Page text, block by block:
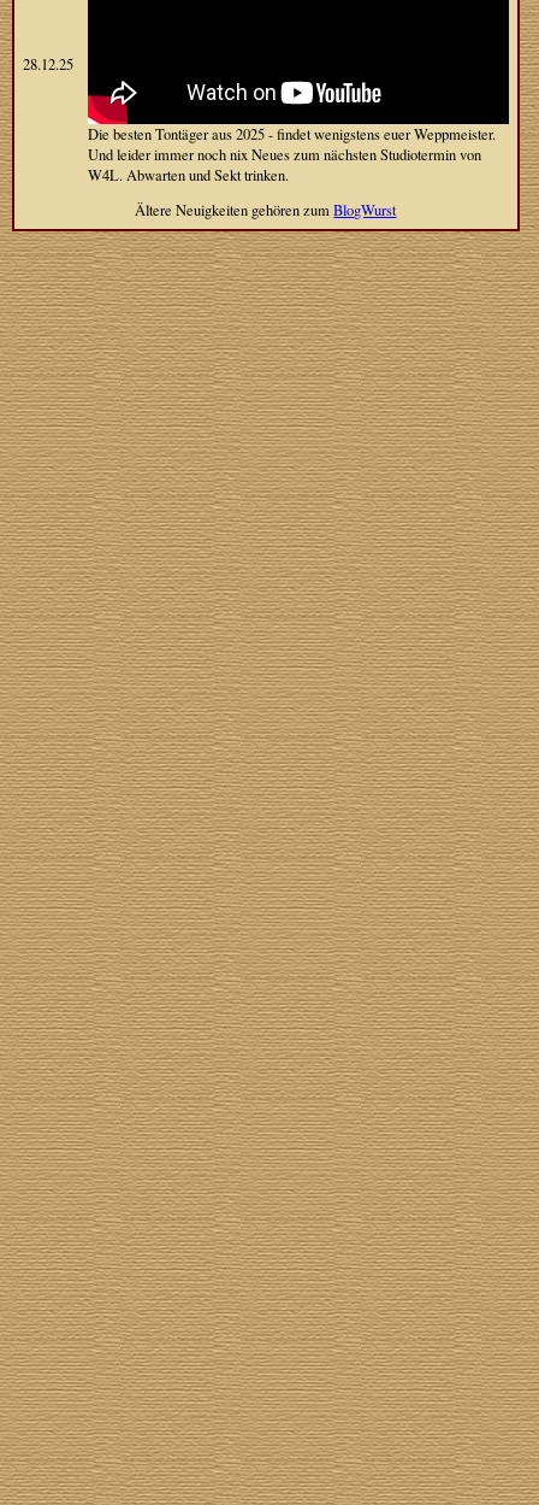
28.12.25
Die besten Tontäger aus 2025 - findet wenigstens euer Weppmeister.
Und leider immer noch nix Neues zum nächsten Studiotermin von
W4L. Abwarten und Sekt trinken.
Ältere Neuigkeiten gehören zumBlogWurst